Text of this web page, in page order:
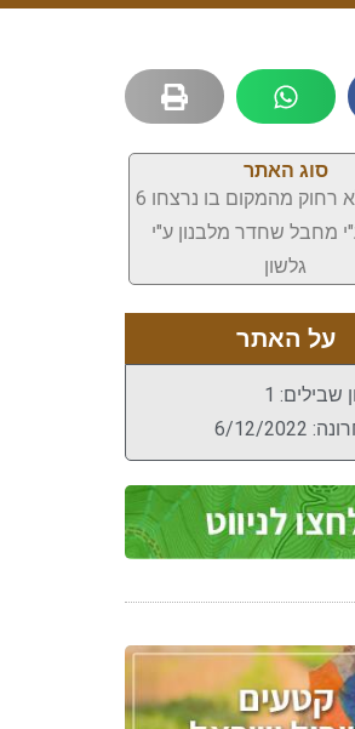
סוג האתר
אנדרטה לא רחוק מהמקום בו נרצחו 6
מחבל שחדר מלבנון ע"י
גלשון
על האתר
1
12/2022